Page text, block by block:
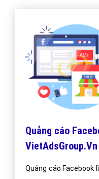
Quảng cáo
VietAdsGroup.Vn
Quảng cáo Facebook